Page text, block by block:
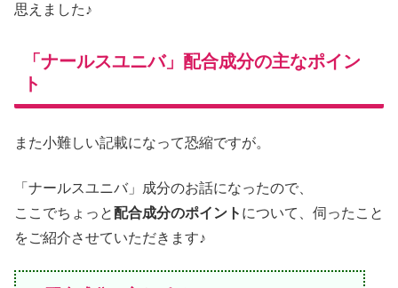
思えました♪
「ナールスユニバ」配合成分の主なポイン
ト
また小難しい記載になって恐縮ですが。
「ナールスユニバ」成分のお話になったので、
ここでちょっと配合成分のポイント について、伺ったこと
をご紹介させていただきます♪